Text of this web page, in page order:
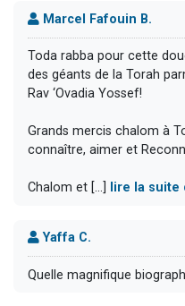
Marcel Fafouin B.
Toda rabba pour cette
des géants de la Torah
Rav ‘Ovadia Yossef!
Grands mercis chalom à
connaître, aimer et
Chalom et [...] lire la suite
Yaffa C.
Quelle magnifique